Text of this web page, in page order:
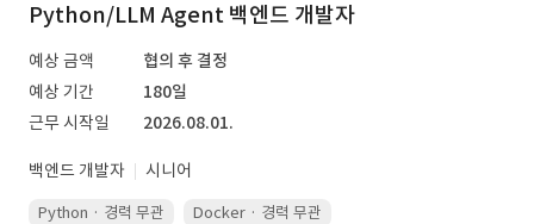
Python/LLM Agent 백엔드 개발자
예상 금액
협의 후 결정
예상 기간
180일
근무 시작일
2026.08.01.
백엔드 개발자 시니어
Python · 경력 무관 Docker · 경력 무관